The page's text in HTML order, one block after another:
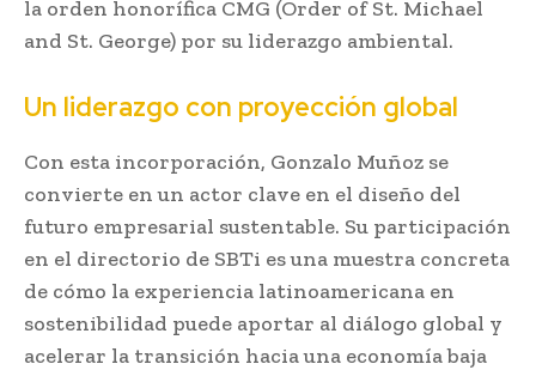
la orden honorífica CMG (Order of St. Michael
and St. George) por su liderazgo ambiental.
Un liderazgo con proyección global
Con esta incorporación, Gonzalo Muñoz se
convierte en un actor clave en el diseño del
futuro empresarial sustentable. Su participación
en el directorio de SBTi es una muestra concreta
de cómo la experiencia latinoamericana en
sostenibilidad puede aportar al diálogo global y
acelerar la transición hacia una economía baja